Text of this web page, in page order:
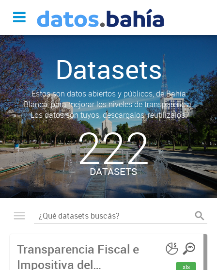
Datasets
Estos son datos abiertos y públicos, de Bahía
Blanca, para mejorar los niveles de transparencia.
Los datos son tuyos, descargalos, reutilizalos.
222
DATASETS
Transparencia Fiscal e
Impositiva del
xls